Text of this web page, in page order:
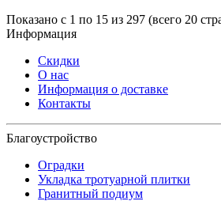
Показано с 1 по 15 из 297 (всего 20
Информация
Скидки
О нас
Информация о доставке
Контакты
Благоустройство
Оградки
Укладка тротуарной плитки
Гранитный подиум